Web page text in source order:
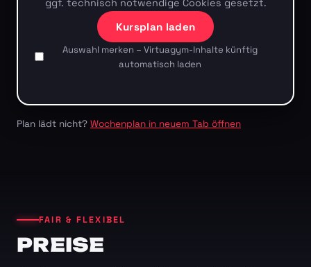
ggf. technisch notwendige Cookies gesetzt.
Kursplan laden
Auswahl merken – Virtuagym-Inhalte künftig
automatisch laden
Plan lädt nicht? Wochenplan in neuem Tab öffnen
FAIR & FLEXIBEL
PREISE